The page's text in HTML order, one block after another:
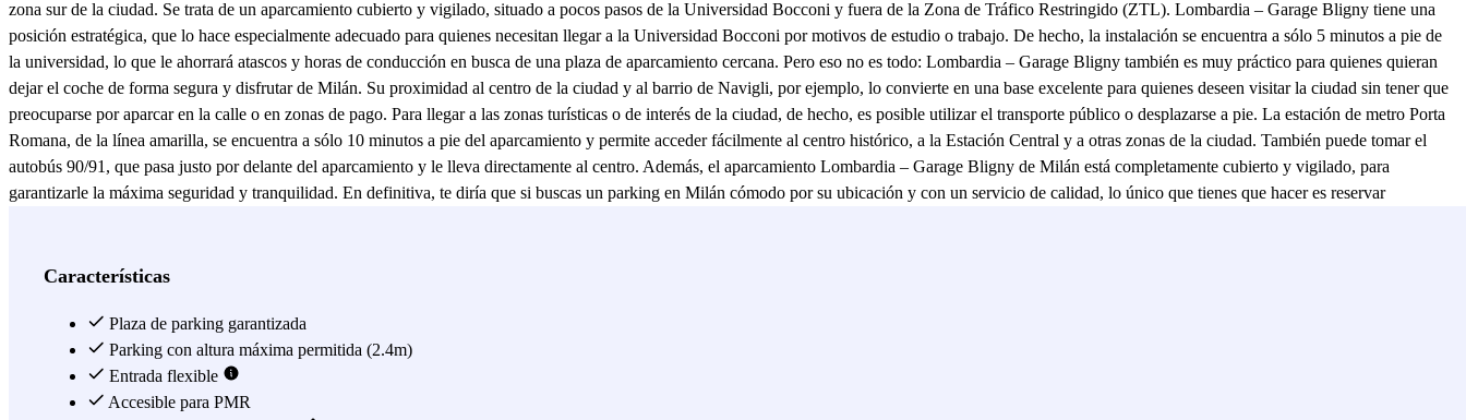
zona sur de la ciudad. Se trata de un aparcamiento cubierto y vigilado, situado a pocos pasos de la Universidad Bocconi y fuera de la Zona de Tráfico Restringido (ZTL). Lombardia – Garage Bligny tiene una
posición estratégica, que lo hace especialmente adecuado para quienes necesitan llegar a la Universidad Bocconi por motivos de estudio o trabajo. De hecho, la instalación se encuentra a sólo 5 minutos a pie de
la universidad, lo que le ahorrará atascos y horas de conducción en busca de una plaza de aparcamiento cercana. Pero eso no es todo: Lombardia – Garage Bligny también es muy práctico para quienes quieran
dejar el coche de forma segura y disfrutar de Milán. Su proximidad al centro de la ciudad y al barrio de Navigli, por ejemplo, lo convierte en una base excelente para quienes deseen visitar la ciudad sin tener que
preocuparse por aparcar en la calle o en zonas de pago. Para llegar a las zonas turísticas o de interés de la ciudad, de hecho, es posible utilizar el transporte público o desplazarse a pie. La estación de metro Porta
Romana, de la línea amarilla, se encuentra a sólo 10 minutos a pie del aparcamiento y permite acceder fácilmente al centro histórico, a la Estación Central y a otras zonas de la ciudad. También puede tomar el
autobús 90/91, que pasa justo por delante del aparcamiento y le lleva directamente al centro. Además, el aparcamiento Lombardia – Garage Bligny de Milán está completamente cubierto y vigilado, para
garantizarle la máxima seguridad y tranquilidad. En definitiva, te diría que si buscas un parking en Milán cómodo por su ubicación y con un servicio de calidad, lo único que tienes que hacer es reservar
Características
Plaza de parking garantizada
Parking con altura máxima permitida (2.4m)
Entrada flexible
Accesible para PMR